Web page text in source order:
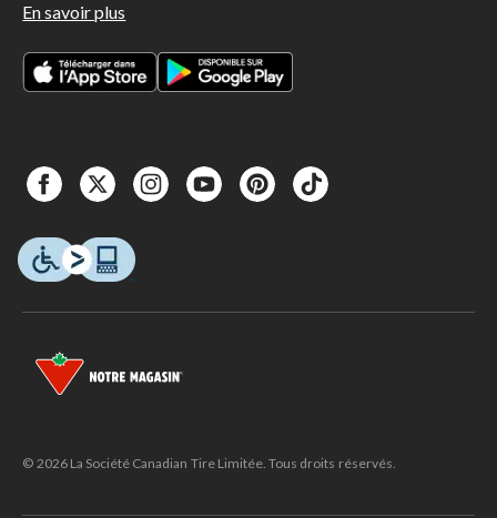
En savoir plus
© 2026 La Société Canadian Tire Limitée. Tous droits réservés.